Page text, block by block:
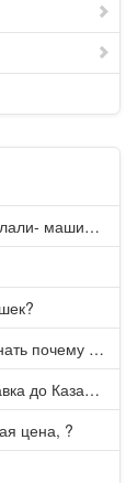
Подогнал сделать развал-схождение, сделали- машина уходит на право и колеса проверил все хорошо с атмосферами ужас как можно делать авто, не ужели не берегут свою репутацию, не советую.
Номер телефона действующий можно узнать почему номер неправельный
Здравствуйте, есть в продаже? Есть доставка до Казани?
цена, ?